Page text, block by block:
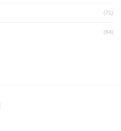
(71)
(64)